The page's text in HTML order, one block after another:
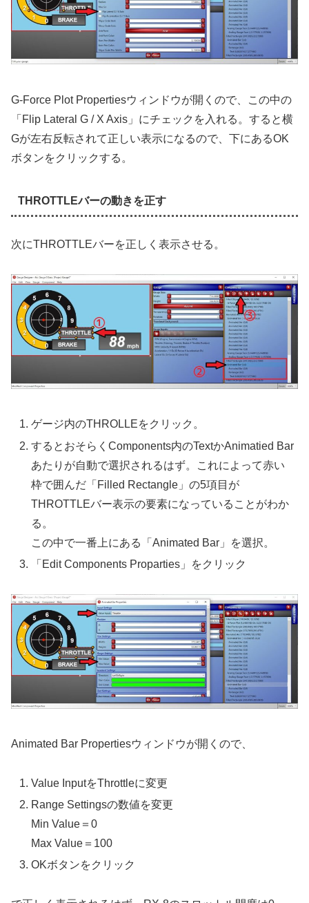
G-Force Plot Propertiesウィンドウが開くので、この中の
「Flip Lateral G / X Axis」にチェックを入れる。すると横
Gが左右反転されて正しい表示になるので、下にあるOK
ボタンをクリックする。
THROTTLEバーの動きを正す
次にTHROTTLEバーを正しく表示させる。
ゲージ内のTHROLLEをクリック。
するとおそらくComponents内のTextかAnimatied Bar
あたりが自動で選択されるはず。これによって赤い
枠で囲んだ「Filled Rectangle」の5項目が
THROTTLEバー表示の要素になっていることがわか
る。
この中で一番上にある「Animated Bar」を選択。
「Edit Components Proparties」をクリック
Animated Bar Propertiesウィンドウが開くので、
Value InputをThrottleに変更
Range Settingsの数値を変更
Min Value＝0
Max Value＝100
OKボタンをクリック